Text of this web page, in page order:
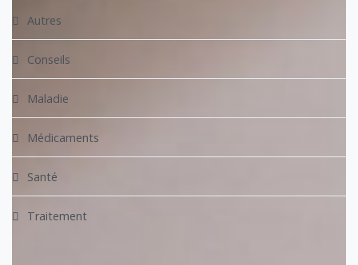
Autres
Conseils
Maladie
Médicaments
Santé
Traitement